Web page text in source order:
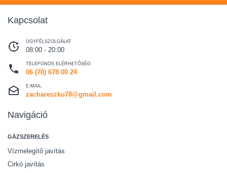
Kapcsolat
ÜGYFÉLSZOLGÁLAT
08:00 - 20:00
TELEFONOS ELÉRHETŐSÉG
06 (70) 678 00 24
E-MAIL
zachareszku78@gmail.com
Navigáció
GÁZSZERELÉS
Vízmelegítő javítás
Cirkó javítás